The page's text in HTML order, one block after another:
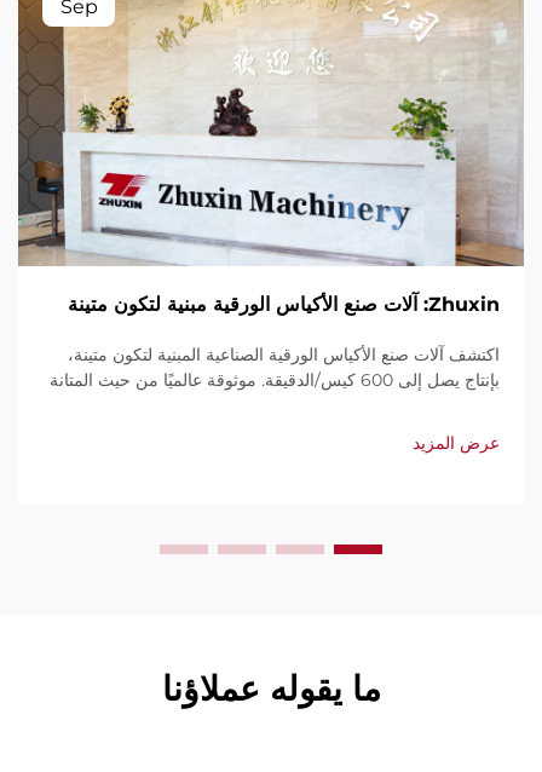
Sep
Zhuxin: آلات صنع الأكياس الورقية مبنية لتكون متينة
اكتشف آلات صنع الأكياس الورقية الصناعية المبنية لتكون متينة،
بإنتاج يصل إلى 600 كيس/الدقيقة. موثوقة عالميًا من حيث المتانة
وخدمة سريعة. اطلب عرض سعر اليوم.
عرض المزيد
ما يقوله عملاؤنا